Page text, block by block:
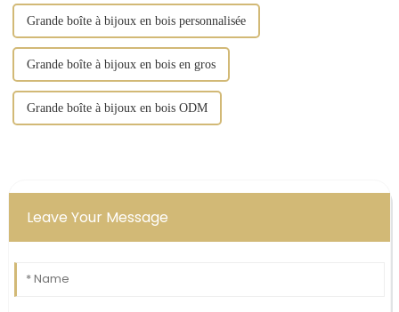
Grande boîte à bijoux en bois personnalisée
Grande boîte à bijoux en bois en gros
Grande boîte à bijoux en bois ODM
Leave Your Message